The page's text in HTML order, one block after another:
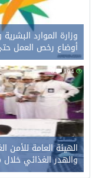
وزارة الموارد البشرية
أوضاع رخص العمل حتى
0
الهيئة العامة للأمن
والهدر الغذائي خلال موسم